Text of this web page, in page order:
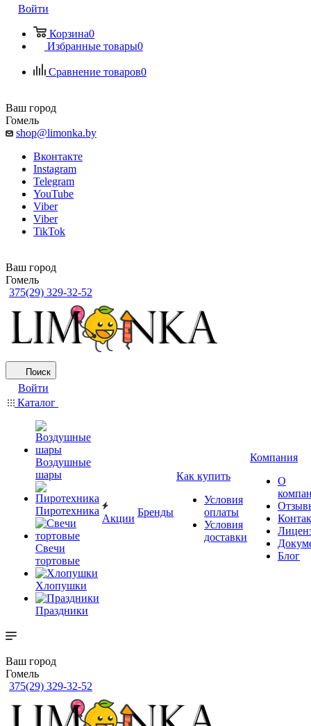
Войти
Корзина0
Избранные товары0
Сравнение товаров0
Ваш город
Гомель
shop@limonka.by
Вконтакте
Instagram
Telegram
YouTube
Viber
Viber
TikTok
Ваш город
Гомель
375(29) 329-32-52
Поиск
Войти
Каталог
Воздушные
шары
Пиротехника
Свечи
тортовые
Хлопушки
Праздники
Акции
Бренды
Как купить
Условия
оплаты
Условия
доставки
Компания
О
Блог
Ваш город
Гомель
375(29) 329-32-52